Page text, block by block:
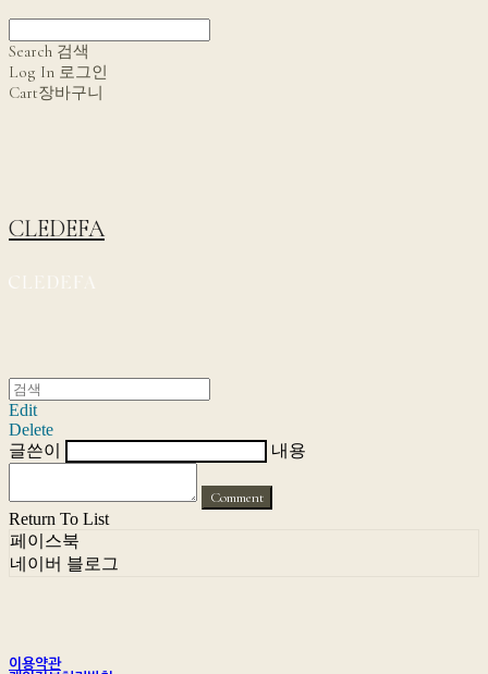
Search 검색
Log In 로그인
Cart장바구니
CLEDEFA
Edit
Delete
글쓴이
내용
Comment
Return To List
페이스북
네이버 블로그
이용약관